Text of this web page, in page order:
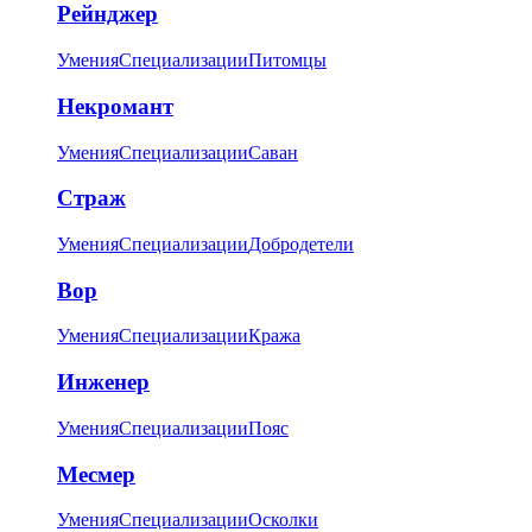
Рейнджер
УменияСпециализацииПитомцы
Некромант
УменияСпециализацииСаван
Страж
УменияСпециализацииДобродетели
Вор
УменияСпециализацииКража
Инженер
УменияСпециализацииПояс
Месмер
УменияСпециализацииОсколки